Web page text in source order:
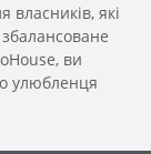
які
ви
улюбленця